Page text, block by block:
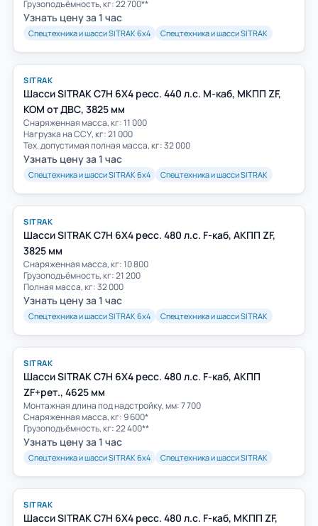
Грузоподъёмность, кг: 22 700**
Узнать цену за 1 час
Спецтехника и шасси SITRAK 6х4 Спецтехника и шасси SITRAK
SITRAK
Шасси SITRAK C7H 6Х4 ресс. 440 л.с. M-каб, МКПП ZF,
КОМ от ДВС, 3825 мм
Снаряженная масса, кг: 11 000
Нагрузка на ССУ, кг: 21 000
Тех. допустимая полная масса, кг: 32 000
Узнать цену за 1 час
Спецтехника и шасси SITRAK 6х4 Спецтехника и шасси SITRAK
SITRAK
Шасси SITRAK C7H 6Х4 ресс. 480 л.с. F-каб, АКПП ZF,
3825 мм
Снаряженная масса, кг: 10 800
Грузоподъёмность, кг: 21 200
Полная масса, кг: 32 000
Узнать цену за 1 час
Спецтехника и шасси SITRAK 6х4 Спецтехника и шасси SITRAK
SITRAK
Шасси SITRAK C7H 6Х4 ресс. 480 л.с. F-каб, АКПП
ZF+рет., 4625 мм
Монтажная длина под надстройку, мм: 7 700
Снаряженная масса, кг: 9 600*
Грузоподъёмность, кг: 22 400**
Узнать цену за 1 час
Спецтехника и шасси SITRAK 6х4 Спецтехника и шасси SITRAK
SITRAK
Шасси SITRAK C7H 6Х4 ресс. 480 л.с. F-каб, МКПП ZF,